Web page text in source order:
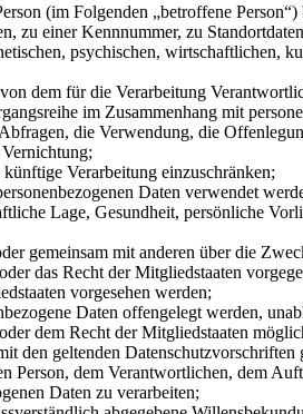
(im Folgenden „betroffene
zu einer Kennnummer, zu
psychischen, wirtschaftlichen,
dem für die Verarbeitung
im Zusammenhang mit
die Verwendung, die
Verarbeitung einzuschränken;
Daten verwendet
Lage, Gesundheit, persönliche
gemeinsam mit anderen über die
das Recht der Mitgliedstaaten
vorgesehen werden;
Daten offengelegt werden,
dem Recht der Mitgliedstaaten
den geltenden Datenschutzvorschriften
dem Verantwortlichen, dem
Daten zu verarbeiten;